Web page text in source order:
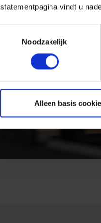
statementpagina vindt u
Noodzakelijk
Alleen basis